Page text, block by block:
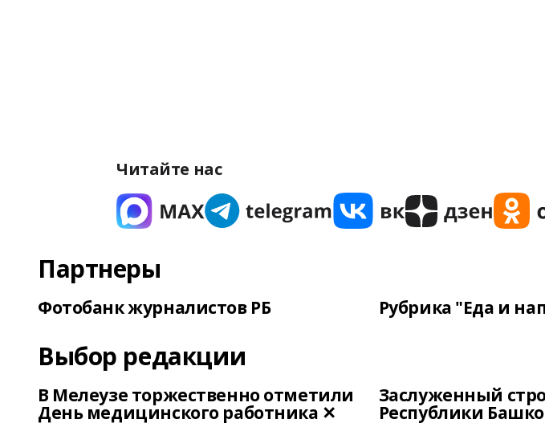
Читайте нас
Партнеры
Фотобанк журналистов РБ Рубрика "Еда и
Выбор редакции
В Мелеузе торжественно отметили
День медицинского работника ✕
Заслуженный
Республики